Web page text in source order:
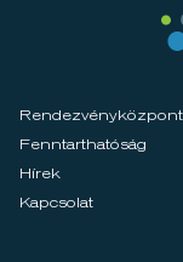
Rendezvényközpont
Fenntarthatóság
Hírek
Kapcsolat